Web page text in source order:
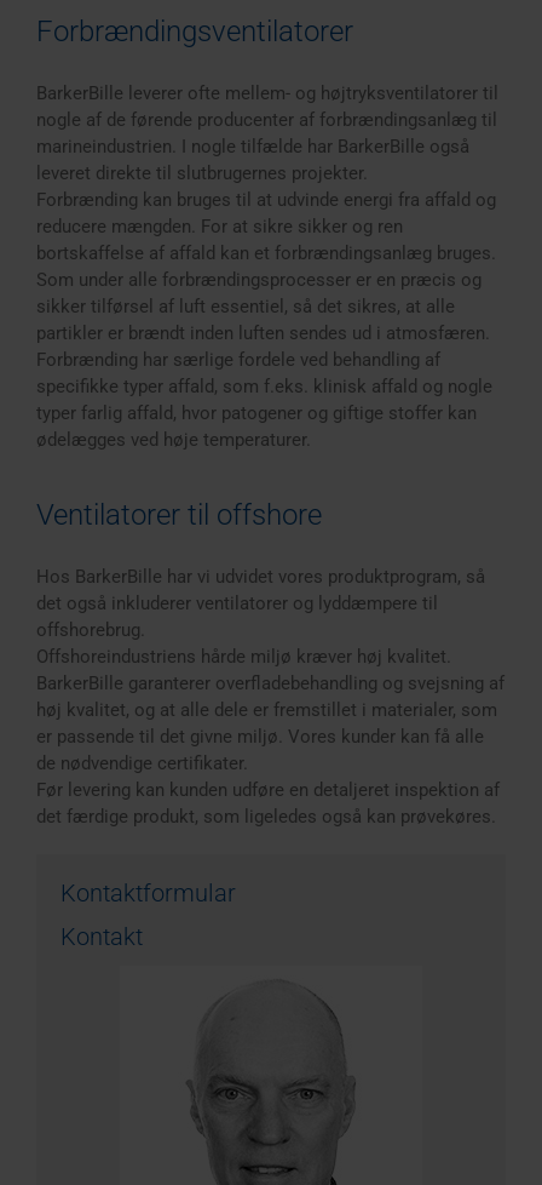
Forbrændingsventilatorer
BarkerBille leverer ofte mellem- og højtryksventilatorer til
nogle af de førende producenter af forbrændingsanlæg til
marineindustrien. I nogle tilfælde har BarkerBille også
leveret direkte til slutbrugernes projekter.
Forbrænding kan bruges til at udvinde energi fra affald og
reducere mængden. For at sikre sikker og ren
bortskaffelse af affald kan et forbrændingsanlæg bruges.
Som under alle forbrændingsprocesser er en præcis og
sikker tilførsel af luft essentiel, så det sikres, at alle
partikler er brændt inden luften sendes ud i atmosfæren.
Forbrænding har særlige fordele ved behandling af
specifikke typer affald, som f.eks. klinisk affald og nogle
typer farlig affald, hvor patogener og giftige stoffer kan
ødelægges ved høje temperaturer.
Ventilatorer til offshore
Hos BarkerBille har vi udvidet vores produktprogram, så
det også inkluderer ventilatorer og lyddæmpere til
offshorebrug.
Offshoreindustriens hårde miljø kræver høj kvalitet.
BarkerBille garanterer overfladebehandling og svejsning af
høj kvalitet, og at alle dele er fremstillet i materialer, som
er passende til det givne miljø. Vores kunder kan få alle
de nødvendige certifikater.
Før levering kan kunden udføre en detaljeret inspektion af
det færdige produkt, som ligeledes også kan prøvekøres.
Kontaktformular
Kontakt